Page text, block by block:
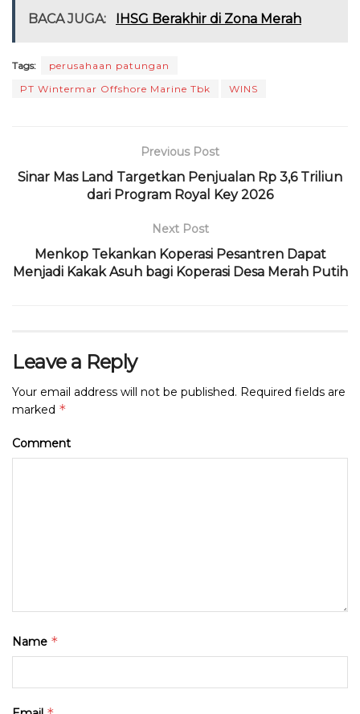
c
b
o
it
r
a
A
p
e
ra
m
re
s
ai n ai
BACA JUGA: IHSG Berakhir di Zona Merah
Tags:
perusahaan patungan
PT Wintermar Offshore Marine Tbk
WINS
Previous Post
Sinar Mas Land Targetkan Penjualan Rp 3,6 Triliun
dari Program Royal Key 2026
Next Post
Menkop Tekankan Koperasi Pesantren Dapat
Menjadi Kakak Asuh bagi Koperasi Desa Merah Putih
Leave a Reply
Your email address will not be published. Required fields are
marked *
Comment
Name *